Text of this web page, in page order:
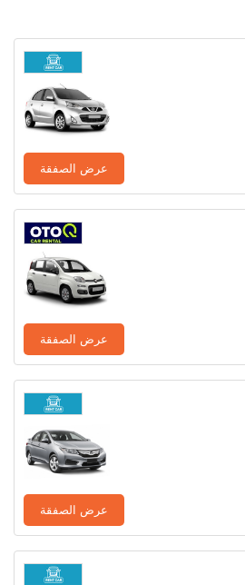
عرض الصفقة
عرض الصفقة
عرض الصفقة